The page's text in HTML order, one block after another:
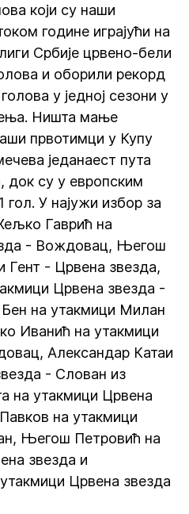
који су наши
године играјући на
Србије црвено-бели
и оборили рекорд
у једној сезони у
Ништа мање
првотимци у Купу
једанаест пута
док су у европским
У најужи избор за
Гаврић на
- Вождовац, Његош
Гент - Црвена звезда,
Црвена звезда -
на утакмици Милан
Иванић на утакмици
Александар Катаи
- Слован из
на утакмици Црвена
на утакмици
Његош Петровић на
звезда и
Црвена звезда